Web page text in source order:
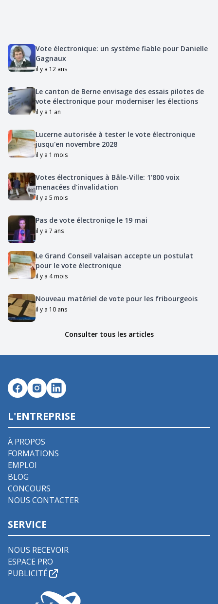
Vote électronique: un système fiable pour Danielle
Gagnaux
il y a 12 ans
Le canton de Berne envisage des essais pilotes de
vote électronique pour moderniser les élections
il y a 1 an
Lucerne autorisée à tester le vote électronique
jusqu'en novembre 2028
il y a 1 mois
Votes électroniques à Bâle-Ville: 1'800 voix
menacées d'invalidation
il y a 5 mois
Pas de vote électroniqe le 19 mai
il y a 7 ans
Le Grand Conseil valaisan accepte un postulat
pour le vote électronique
il y a 4 mois
Nouveau matériel de vote pour les fribourgeois
il y a 10 ans
Consulter tous les articles
L'ENTREPRISE
À PROPOS
FORMATIONS
EMPLOI
BLOG
CONCOURS
NOUS CONTACTER
SERVICE
NOUS RECEVOIR
ESPACE PRO
PUBLICITÉ